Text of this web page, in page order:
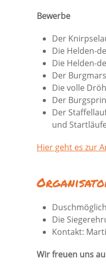
Bewerbe
Der
Die Helden-
Die Helden-
Der
Die volle
Der
Der
und
Hier geht es zur
Die
Kontakt:
Wir freuen uns